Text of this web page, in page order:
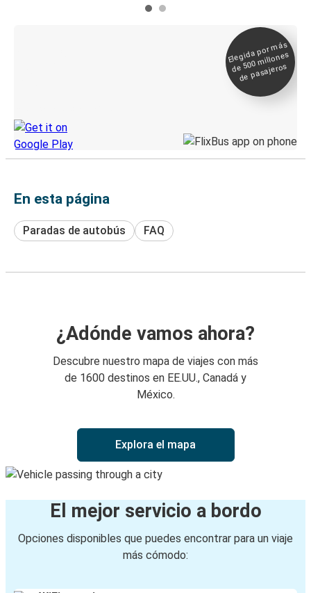
Elegida por
más
de 500
millones
de pasajeros
En esta página
Paradas de autobús FAQ
¿Adónde vamos ahora?
Descubre nuestro mapa de viajes con más
de 1600 destinos en EE.UU., Canadá y
México.
Explora el mapa
El mejor servicio a bordo
Opciones disponibles que puedes encontrar para un viaje
más cómodo: